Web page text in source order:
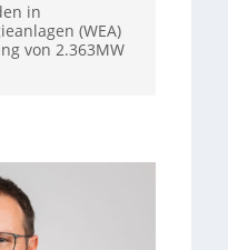
in
(WEA)
von 2.363MW